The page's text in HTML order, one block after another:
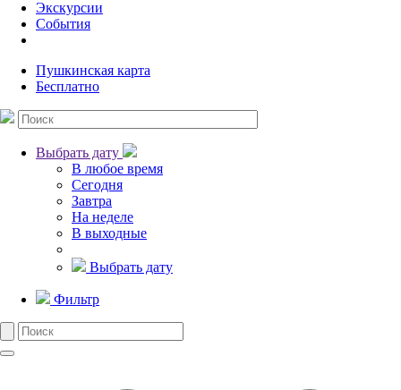
Экскурсии
События
Пушкинская карта
Бесплатно
Выбрать дату
В любое время
Сегодня
Завтра
На неделе
В выходные
Выбрать дату
Фильтр